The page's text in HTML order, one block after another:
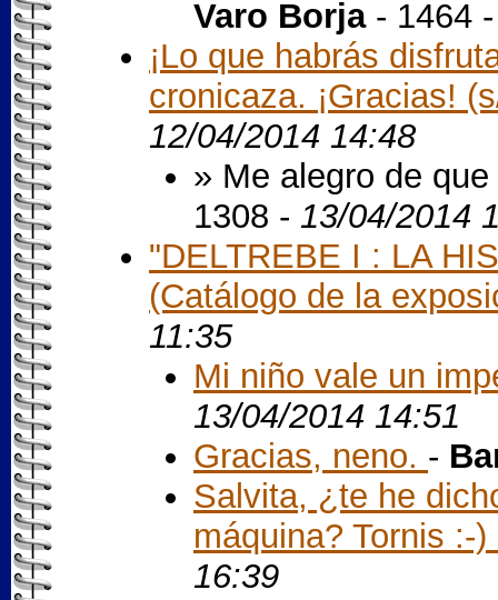
Varo Borja- 1464
¡Lo que habrás
cronicaza. ¡Gracias!
12/04/2014 14:48
» Me alegro de
1308 - 13/04/2014
"DELTREBE I : LA
(Catálogo de la
11:35
Mi niño vale un
13/04/2014 14:51
Gracias, neno. -
Salvita, ¿te he
máquina? Tornis :-)
16:39